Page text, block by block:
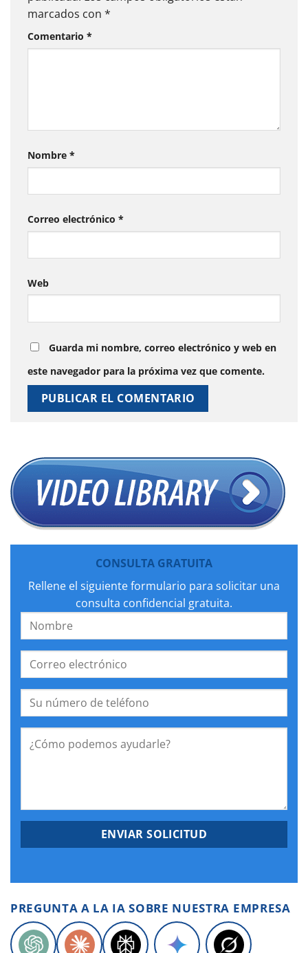
marcados con *
Comentario *
Nombre *
Correo electrónico *
Web
Guarda mi nombre, correo electrónico y web en
este navegador para la próxima vez que comente.
CONSULTA GRATUITA
Rellene el siguiente formulario para solicitar una
consulta confidencial gratuita.
PREGUNTA A LA IA SOBRE NUESTRA EMPRESA